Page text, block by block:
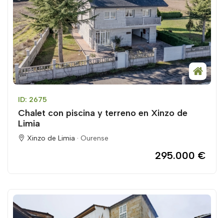
ID: 2675
Chalet con piscina y terreno en Xinzo de
Limia
Xinzo de Limia · Ourense
295.000 €